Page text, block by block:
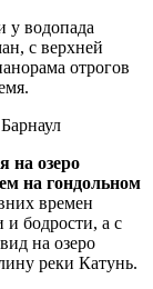
у водопада
с верхней
отрогов
на озеро
на гондольном
времен
бодрости, а с
на озеро
реки Катунь.